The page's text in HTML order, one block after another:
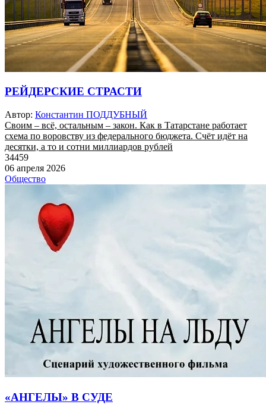
РЕЙДЕРСКИЕ СТРАСТИ
Автор: Константин ПОДДУБНЫЙ
Своим – всё, остальным – закон. Как в Татарстане работает
схема по воровству из федерального бюджета. Счёт идёт на
десятки, а то и сотни миллиардов рублей
34459
06 апреля 2026
Общество
«АНГЕЛЫ» В СУДЕ